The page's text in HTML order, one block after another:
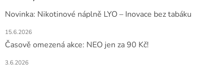
Novinka: Nikotinové náplně LYO – Inovace bez tabáku
15.6.2026
Časově omezená akce: NEO jen za 90 Kč!
3.6.2026